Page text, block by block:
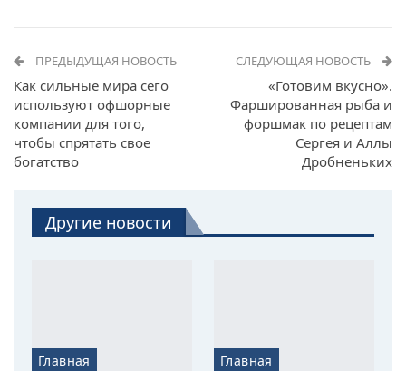
ПРЕДЫДУЩАЯ НОВОСТЬ
Как сильные мира сего
используют офшорные
компании для того,
чтобы спрятать свое
богатство
СЛЕДУЮЩАЯ НОВОСТЬ
«Готовим вкусно».
Фаршированная рыба и
форшмак по рецептам
Сергея и Аллы
Дробненьких
Другие новости
Главная Главная